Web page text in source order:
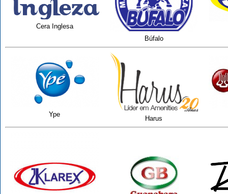
Cera Inglesa
Búfalo
Ype
Harus